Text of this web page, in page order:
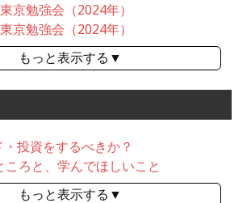
京勉強会（2024年）
京勉強会（2024年）
もっと表示する▼
投資をするべきか？
ころと、学んでほしいこと
もっと表示する▼